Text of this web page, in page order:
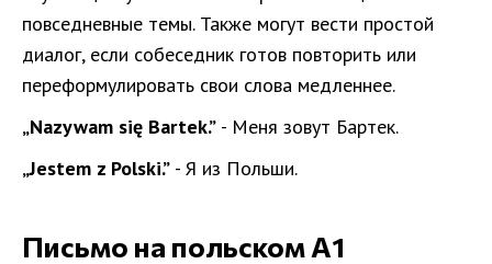
повседневные темы. Также могут вести простой
диалог, если собеседник готов повторить или
переформулировать свои слова медленнее.
„Nazywam się Bartek.” - Меня зовут Бартек.
„Jestem z Polski.” - Я из Польши.
Письмо на польском A1